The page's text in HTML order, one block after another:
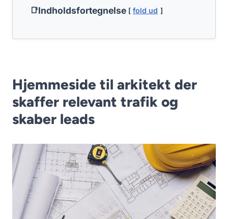
Indholdsfortegnelse fold ud
Hjemmeside til arkitekt der
skaffer relevant trafik og
skaber leads